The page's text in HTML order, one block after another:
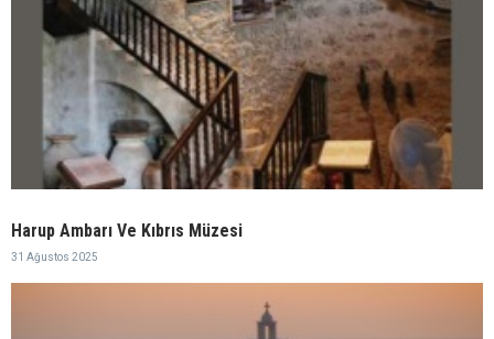
Harup Ambarı Ve Kıbrıs Müzesi
31 Ağustos 2025